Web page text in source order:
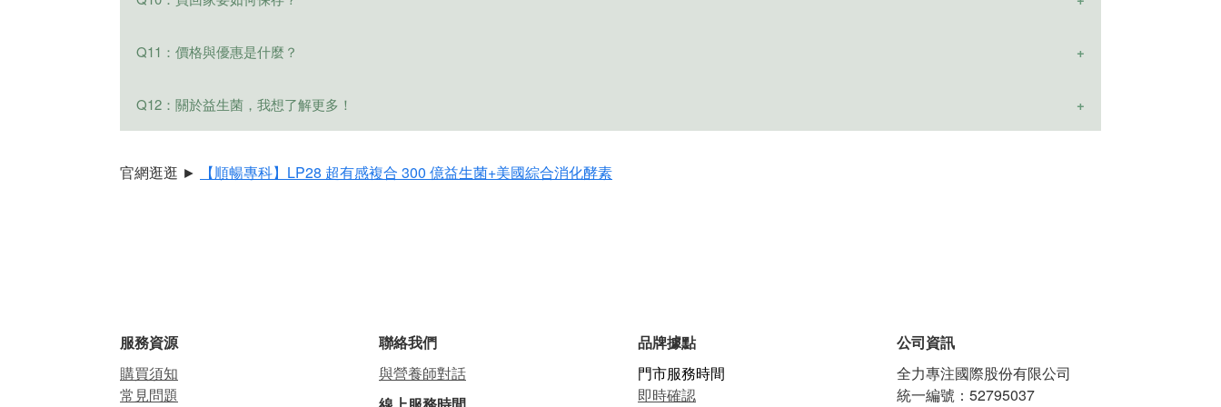
① 全台最大益菌製造商，打造亞洲最頂尖保證菌數技術
未開封：儲存在陰涼乾燥處，避開太陽直射、發熱電器旁，在保存期限內食用完畢。
此外，天然營養素的保存需要格外留意，我們鋁袋有五層防潮、阻絕光線作用，因此不建議移至其他容器或使用藥盒分裝，以免影響營養素的
保存唷～
Q11：價格與優惠是什麼？
一包30顆NT$780，搭配目前的買三送一，平均每包只要585元，加入會員再享會員優惠折扣喔！
Q12：關於益生菌，我想了解更多！
3分鐘搞懂益生菌挑選、推薦好評價品牌、食用方法與功效排名、時間怎麼吃
官網逛逛 ► 【順暢專科】LP28 超有感複合 300 億益生菌+美國綜合消化酵素
服務資源
購買須知
常見問題
聯絡我們
與營養師對話
品牌據點
門市服務時間
即時確認
公司資訊
全力專注國際股份有限公司
統一編號：52795037